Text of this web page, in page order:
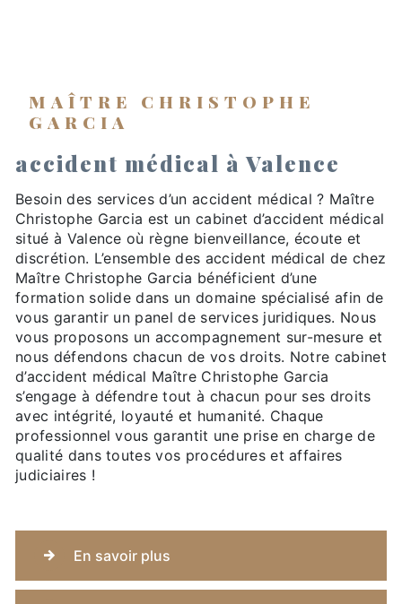
MAÎTRE CHRISTOPHE
GARCIA
accident médical à Valence
Besoin des services d’un accident médical ? Maître
Christophe Garcia est un cabinet d’accident médical
situé à Valence où règne bienveillance, écoute et
discrétion. L’ensemble des accident médical de chez
Maître Christophe Garcia bénéficient d’une
formation solide dans un domaine spécialisé afin de
vous garantir un panel de services juridiques. Nous
vous proposons un accompagnement sur-mesure et
nous défendons chacun de vos droits. Notre cabinet
d’accident médical Maître Christophe Garcia
s’engage à défendre tout à chacun pour ses droits
avec intégrité, loyauté et humanité. Chaque
professionnel vous garantit une prise en charge de
qualité dans toutes vos procédures et affaires
judiciaires !
En savoir plus